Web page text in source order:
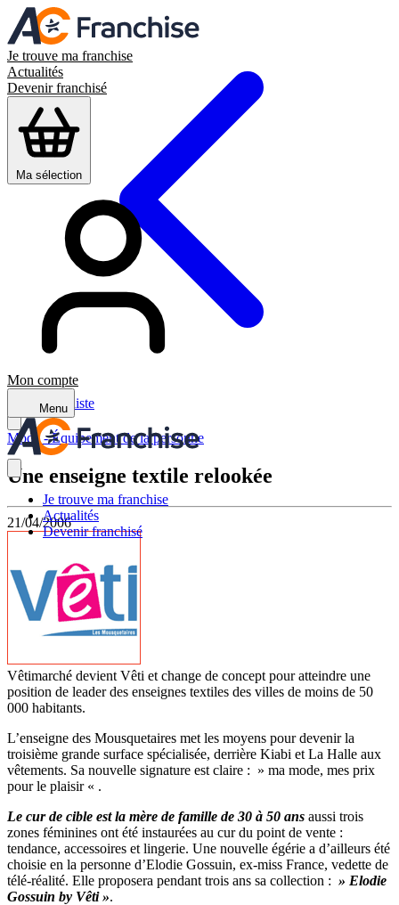
Je trouve ma franchise
Actualités
Devenir franchisé
Ma sélection
Mon compte
Menu
Je trouve ma franchise
Actualités
Devenir franchisé
Retour à la liste
Mode - Équipement de la personne
Une enseigne textile relookée
21/04/2006
Vêtimarché devient Vêti et change de concept pour atteindre une
position de leader des enseignes textiles des villes de moins de 50
000 habitants.
L’enseigne des Mousquetaires met les moyens pour devenir la
troisième grande surface spécialisée, derrière Kiabi et La Halle aux
vêtements. Sa nouvelle signature est claire : » ma mode, mes prix
pour le plaisir « .
Le cur de cible est la mère de famille de 30 à 50 ans aussi trois
zones féminines ont été instaurées au cur du point de vente :
tendance, accessoires et lingerie. Une nouvelle égérie a d’ailleurs été
choisie en la personne d’Elodie Gossuin, ex-miss France, vedette de
télé-réalité. Elle proposera pendant trois ans sa collection : » Elodie
Gossuin by Vêti ».